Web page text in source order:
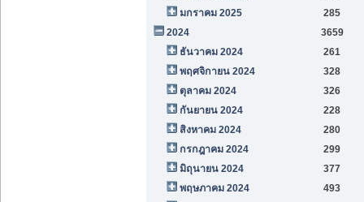
มกราคม 2025
285
2024
3659
ธันวาคม 2024
261
พฤศจิกายน 2024
328
ตุลาคม 2024
326
กันยายน 2024
228
สิงหาคม 2024
280
กรกฎาคม 2024
299
มิถุนายน 2024
377
พฤษภาคม 2024
493